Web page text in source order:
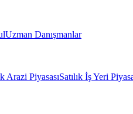
Uzman Danışmanlar
Arazi PiyasasıSatılık İş Yeri